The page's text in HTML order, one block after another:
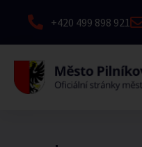
+420 499 898 921